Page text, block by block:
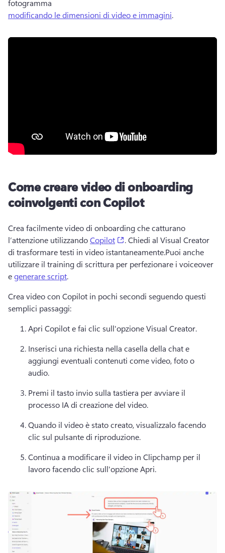
fotogramma
modificando le dimensioni di video e immagini.
Come creare video di onboarding
coinvolgenti con Copilot
Crea facilmente video di onboarding che catturano
l’attenzione utilizzando Copilot (opens in a new tab)
. Chiedi al Visual Creator
di trasformare testi in video istantaneamente.Puoi anche
utilizzare il training di scrittura per perfezionare i voiceover
e generare script.
Crea video con Copilot in pochi secondi seguendo questi
semplici passaggi:
Apri Copilot e fai clic sull'opzione Visual Creator.
Inserisci una richiesta nella casella della chat e
aggiungi eventuali contenuti come video, foto o
audio.
Premi il tasto invio sulla tastiera per avviare il
processo IA di creazione del video.
Quando il video è stato creato, visualizzalo facendo
clic sul pulsante di riproduzione.
Continua a modificare il video in Clipchamp per il
lavoro facendo clic sull'opzione Apri.